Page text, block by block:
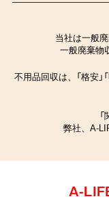
当社は一般
一般廃棄物
不用品回収は、「格安」
弊社、A-
A-